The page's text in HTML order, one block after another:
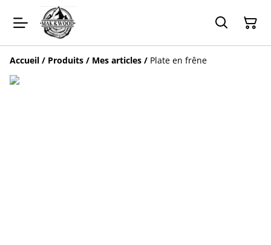
Accueil / Produits / Mes articles / Plate en frêne